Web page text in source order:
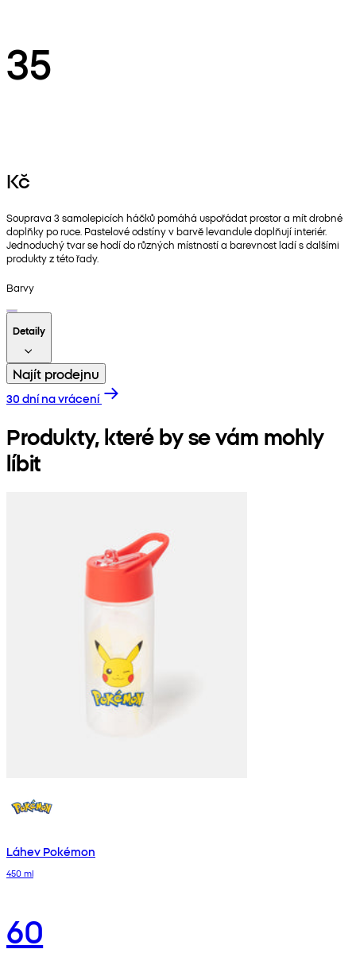
35
Kč
Souprava 3 samolepicích háčků pomáhá uspořádat prostor a mít drobné
doplňky po ruce. Pastelové odstíny v barvě levandule doplňují interiér.
Jednoduchý tvar se hodí do různých místností a barevnost ladí s dalšími
produkty z této řady.
Barvy
Detaily
Najít prodejnu
30 dní na vrácení
Produkty, které by se vám mohly
líbit
Láhev Pokémon
450 ml
60